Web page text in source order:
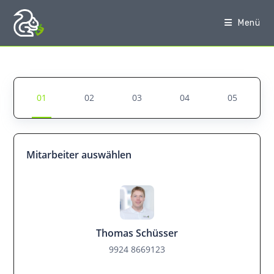
Inhalt
springen
Menü
Mitarbeiter auswählen
Thomas Schüsser
9924 8669123